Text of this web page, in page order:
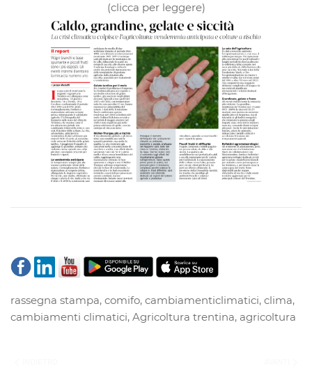
(clicca per leggere)
rassegna stampa, comifo, cambiamenticlimatici, clima,
cambiamenti climatici, Agricoltura trentina, agricoltura